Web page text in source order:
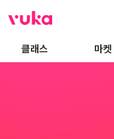
클래스 마켓